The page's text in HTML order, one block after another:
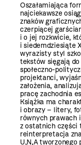
Oszałamiająca
najciekawsze
znaków
czerpiącej
i o jej rozkwicie,
i siedemdziesiąte
wyrazisty styl
tekstów sięgają
społeczno-
projektanci,
założenia,
pracę zachodnia
Książka ma
i obrazy – litery,
równych prawach
z ostatnich części
reinterpretacja
U,N,A